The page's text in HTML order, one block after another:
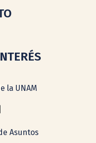
la UNAM
Asuntos